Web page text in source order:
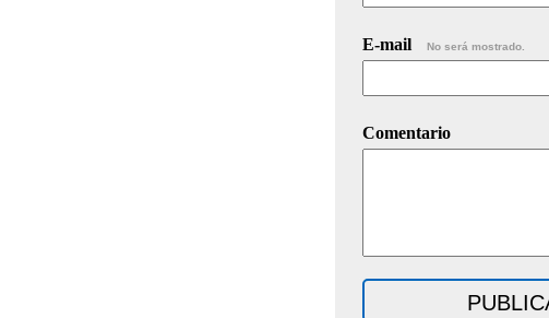
E-mail No será mostrado.
Comentario